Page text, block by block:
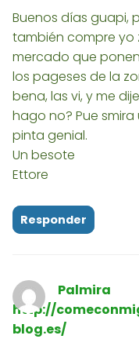
Buenos días guapi,
también compre yo
mercado que
los pageses de la
bena, las vi, y me
hago no? Pue
pinta genial.
Un besote
Ettore
Responder
Palmira
http://
blog.es/